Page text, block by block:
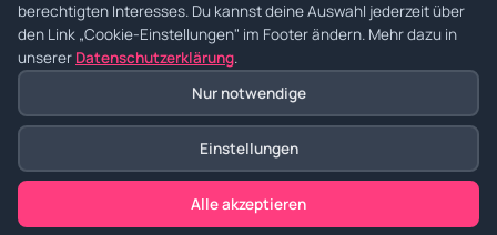
© 2026 Radiodienste. Alle Rechte vorbehalten.·Datenschutz·AGB·
Impressum
berechtigten Interesses. Du kannst deine Auswahl jederzeit über
den Link „Cookie-Einstellungen" im Footer ändern. Mehr dazu in
unserer Datenschutzerklärung.
Nur notwendige
Einstellungen
Alle akzeptieren